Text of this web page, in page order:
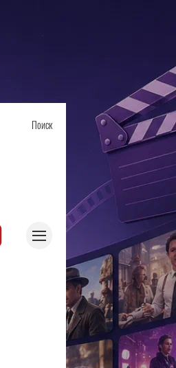
Поиск